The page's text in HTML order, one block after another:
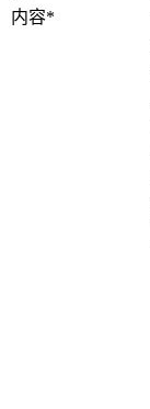
内容*